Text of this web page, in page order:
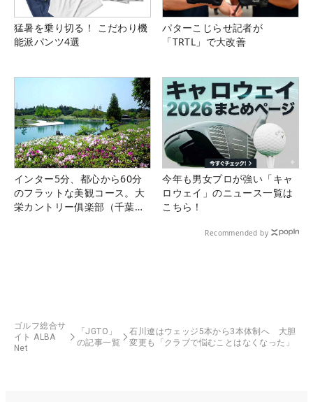
猛暑を乗り切る！ こだわり機
能派パンツ4選
パターこじらせ記者が
「TRTL」で大改善
インター5分、都心から60分
のフラットな美観コース。大
栄カントリー俱楽部（千葉
今年も男女プロが強い「キャ
ロウェイ」のニュース一覧は
こちら！
Recommended by
ゴルフ総合サ
イト ALBA
Net
「JGTO」
の記事一覧
石川遼はウェッジ5本から3本体制へ 大胆
変更も「クラブで悩むことはなくなった」